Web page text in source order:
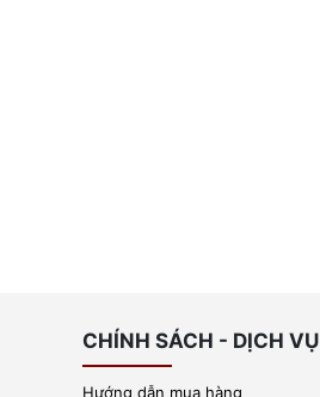
CHÍNH SÁCH - DỊCH VỤ
Hướng dẫn mua hàng